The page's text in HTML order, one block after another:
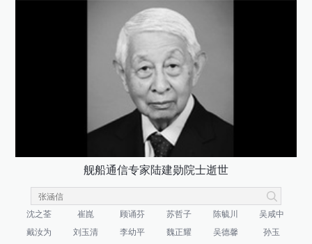
舰船通信专家陆建勋院士逝世
沈之荃 崔崑 顾诵芬 苏哲子 陈毓川
吴咸中
戴汝为
刘玉清 李幼平 魏正耀 吴德馨 孙玉